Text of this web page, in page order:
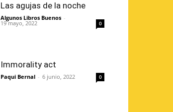
Las agujas de la noche
Algunos Libros Buenos -
19 mayo, 2022 0
Immorality act
Paqui Bernal - 6 junio, 2022 0